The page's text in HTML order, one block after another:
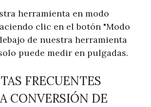
herramienta en modo
clic en el botón "Modo
de nuestra herramienta
puede medir en pulgadas.
FRECUENTES
CONVERSIÓN DE